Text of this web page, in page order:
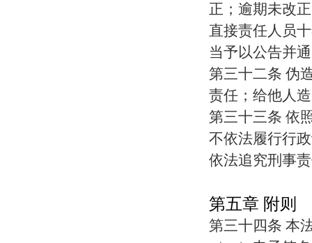
正；逾期未改
直接责任人员
当予以公告并
第三十二条 伪
责任；给他人
第三十三条 依
不依法履行行
依法追究刑事
第五章 附则
第三十四条 本